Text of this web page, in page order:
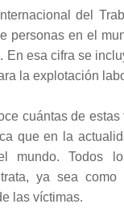
del
personas en el
En esa cifra se
la explotación
cuántas de estas
que en la
mundo. Todos
ya sea como
las víctimas.